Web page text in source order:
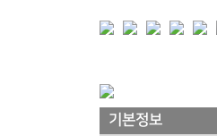
기본정보